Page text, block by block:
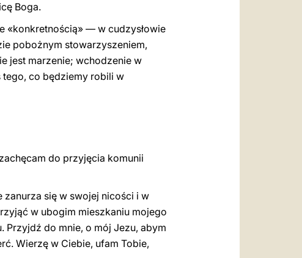
Boga.
«konkretnością» — w cudzysłowie
pobożnym stowarzyszeniem,
jest marzenie; wchodzenie w
tego, co będziemy robili w
do przyjęcia komunii
się w swojej nicości i w
w ubogim mieszkaniu mojego
Przyjdź do mnie, o mój Jezu, abym
Wierzę w Ciebie, ufam Tobie,